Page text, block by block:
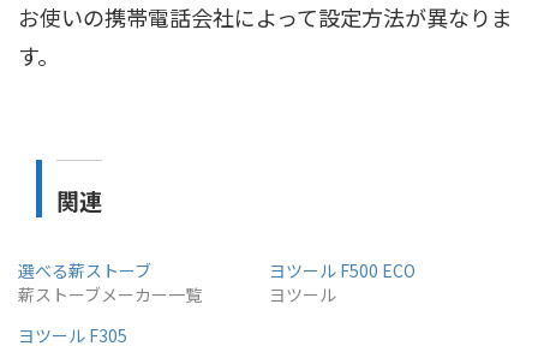
お使いの携帯電話会社によって設定方法が異なりま
す。
関連
選べる薪ストーブ
薪ストーブメーカー一覧
ヨツール F500 ECO
ヨツール
ヨツール F305